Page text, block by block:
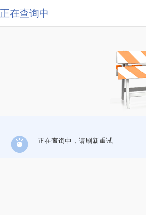
正在查询中
正在查询中，请刷新重试